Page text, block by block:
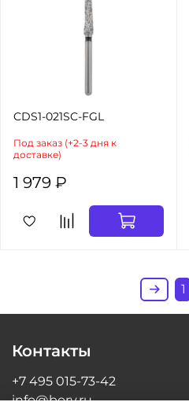
CDS1-021SC-FGL
Под заказ (+2-3 дня к
доставке)
1 979 ₽
1
Контакты
+7 495 015-73-42
info@bory.ru